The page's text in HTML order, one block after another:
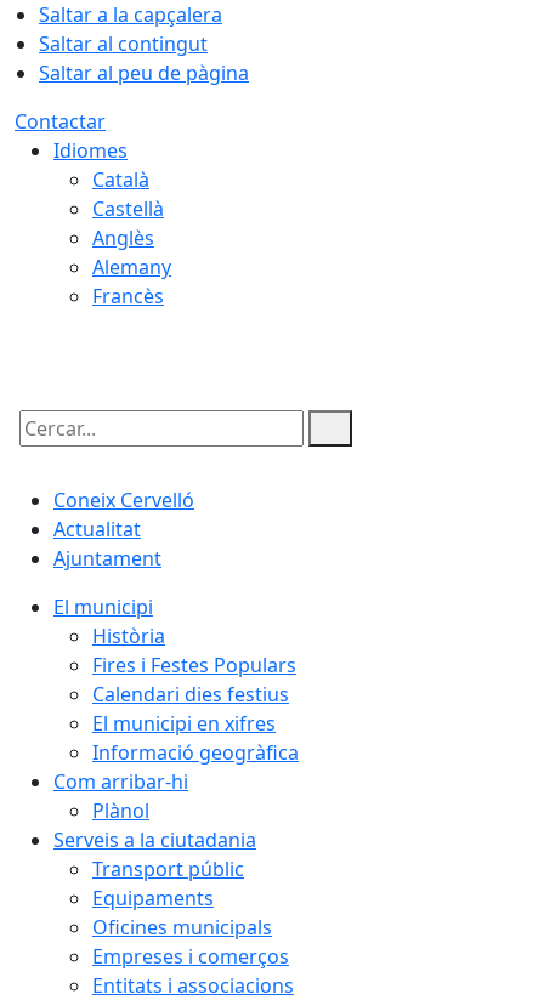
Saltar a la capçalera
Saltar al contingut
Saltar al peu de pàgina
Contactar
Idiomes
Català
Castellà
Anglès
Alemany
Francès
Cercar:
Coneix Cervelló
Actualitat
Ajuntament
El municipi
Història
Fires i Festes Populars
Calendari dies festius
El municipi en xifres
Informació geogràfica
Com arribar-hi
Plànol
Serveis a la ciutadania
Transport públic
Equipaments
Oficines municipals
Empreses i comerços
Entitats i associacions